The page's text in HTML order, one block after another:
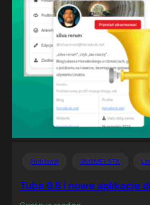
Fediświat GNOME i GTK
Tuba 0.8 i nowe aplikacje